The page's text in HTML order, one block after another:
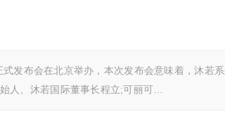
发布会在北京举办，本次发布会意味着，沐若
人、沐若国际董事长程立;可丽可…